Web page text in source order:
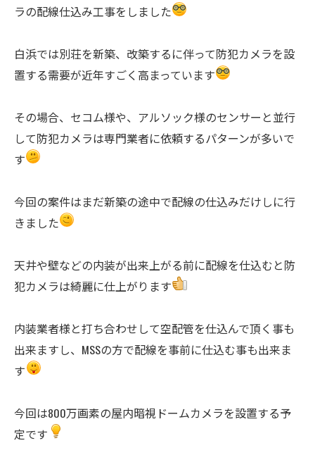
ラの配線仕込み工事をしました
白浜では別荘を新築、改築するに伴って防犯カメラを設
置する需要が近年すごく高まっています
その場合、セコム様や、アルソック様のセンサーと並行
して防犯カメラは専門業者に依頼するパターンが多いで
す
今回の案件はまだ新築の途中で配線の仕込みだけしに行
きました
天井や壁などの内装が出来上がる前に配線を仕込むと防
犯カメラは綺麗に仕上がります
内装業者様と打ち合わせして空配管を仕込んで頂く事も
出来ますし、MSSの方で配線を事前に仕込む事も出来ま
す
今回は800万画素の屋内暗視ドームカメラを設置する予
定です